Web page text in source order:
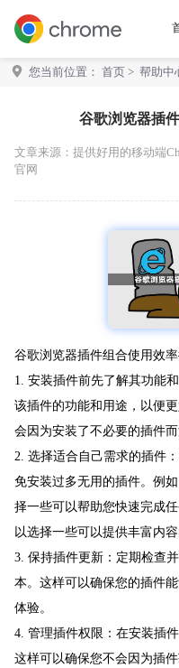
您当前位置： 首页 > 帮助中
谷歌浏览器插
文章来源： 提供好用的移动端
官网
谷歌浏览器插件组合使用效率
1. 安装插件前先了解其功能
该插件的功能和用途，以便
会因为安装了不必要的插件而
2. 选择适合自己需求的插件
免安装过多无用的插件。例
择一些可以帮助您快速完成
以选择一些可以提供丰富内容
3. 保持插件更新：定期检查
本。这样可以确保您的插件
体验。
4. 管理插件权限：在安装插
这样可以确保您不会因为插